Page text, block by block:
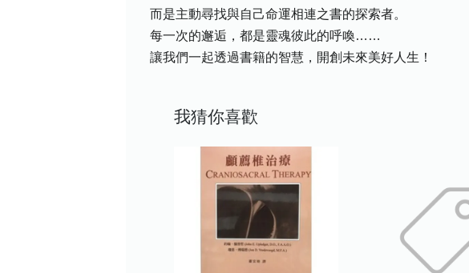
而是主動尋找與自己命運相連之書的探索者。
每一次的邂逅，都是靈魂彼此的呼喚……
讓我們一起透過書籍的智慧，開創未來美好人生！
我猜你喜歡